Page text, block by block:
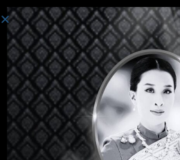
Hey there, great
Do you like